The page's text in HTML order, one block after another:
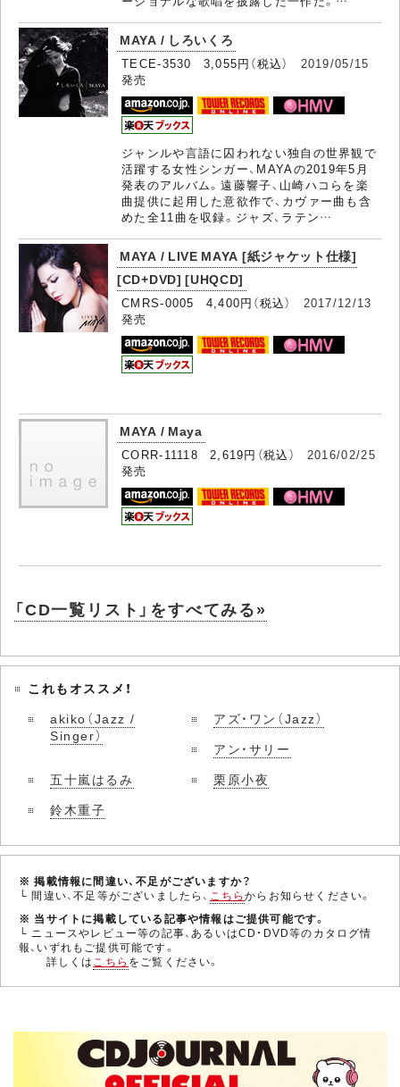
MAYA / しろいくろ
TECE-3530 3,055円（税込） 2019/05/15
発売
ジャンルや言語に囚われない独自の世界観で
活躍する女性シンガー、MAYAの2019年5月
発表のアルバム。遠藤響子、山崎ハコらを楽
曲提供に起用した意欲作で、カヴァー曲も含
めた全11曲を収録。ジャズ、ラテン…
MAYA / LIVE MAYA [紙ジャケット仕様]
[CD+DVD] [UHQCD]
CMRS-0005 4,400円（税込） 2017/12/13
発売
MAYA / Maya
CORR-11118 2,619円（税込） 2016/02/25
発売
「CD一覧リスト」をすべてみる»
これもオススメ！
akiko（Jazz /
Singer）
アズ・ワン（Jazz）
アン・サリー
五十嵐はるみ
栗原小夜
鈴木重子
※ 掲載情報に間違い、不足がございますか？
└ 間違い、不足等がございましたら、 こちらからお知らせください。
※ 当サイトに掲載している記事や情報はご提供可能です。
└ ニュースやレビュー等の記事、あるいはCD・DVD等のカタログ情
報、いずれもご提供可能です。
詳しくはこちら をご覧ください。